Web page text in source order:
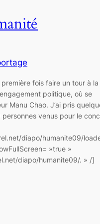
fois faire un tour à
politique, où se
Manu Chao. J’ai pris
venus pour le
diapo/humanite09/
»true »
diapo/humanite09/. » /]